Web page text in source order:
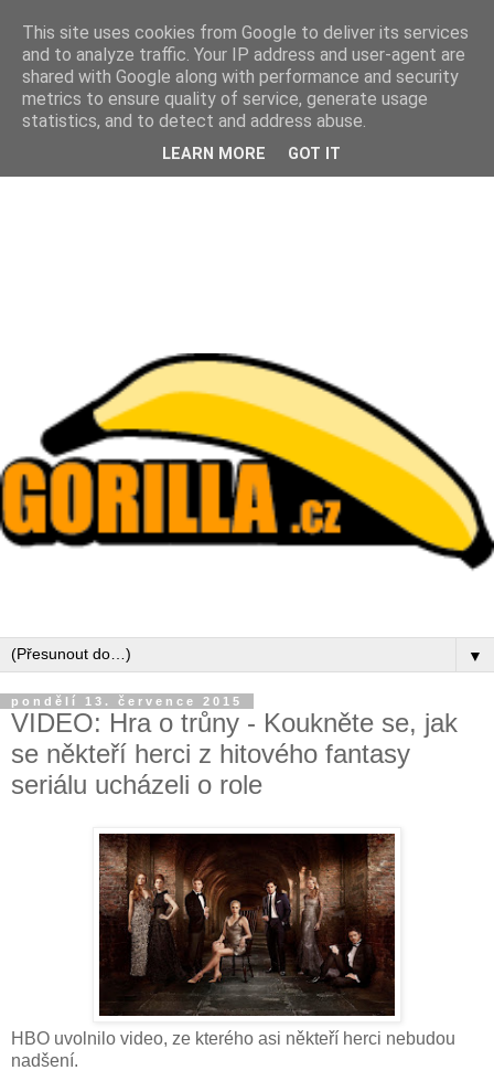
▼
pondělí 13. července 2015
VIDEO: Hra o trůny - Koukněte se, jak
se někteří herci z hitového fantasy
seriálu ucházeli o role
HBO uvolnilo video, ze kterého asi někteří herci nebudou
nadšení.
This site uses cookies from Google to deliver its services
and to analyze traffic. Your IP address and user-agent are
shared with Google along with performance and security
metrics to ensure quality of service, generate usage
statistics, and to detect and address abuse.
LEARN MORE GOT IT